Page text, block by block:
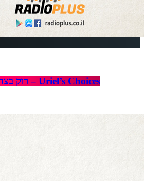
רוק בצהריים 307 – 07.08.26 – Uriel’s Choices